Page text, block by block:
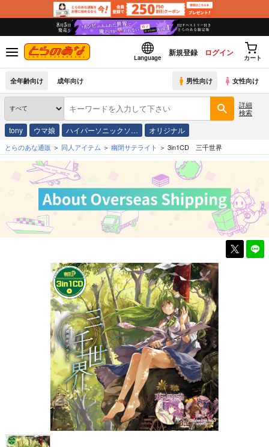
Language
新規登録 ログイン
カート
全年齢向け 成年向け 男性向け 女性向け
詳細
検索
tony ウマ娘 ハイパーソニックソ… オリジナル
とらのあな通販 同人アイテム 幽閉サテライト 3in1CD 三千世界